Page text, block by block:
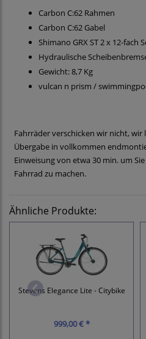
Carbon C:62 Rahmen
Carbon C:62 Gabel
Shimano GRX ST 2 x 12-fach
Hydraulische
Gewicht: 8,7 Kg
vulcan n prism /
Fahrräder verschicken wir nicht,
Übergabe in vollkommen
Einweisung von etwa 30 min. um
Fahrrad zu machen.
Ähnliche Produkte:
Stevens Elegance Lite - Citybike
999,00 € *